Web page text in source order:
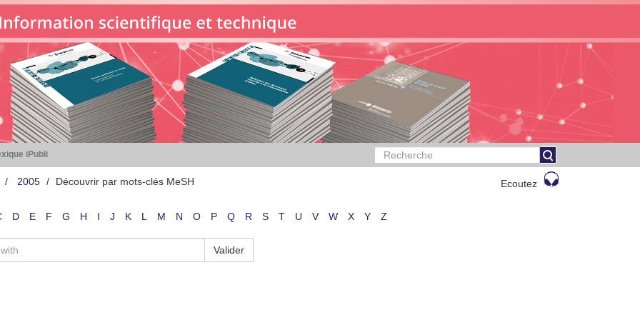
iPubli
2005 Découvrir par mots-clés MeSH Ecoutez
D E F G H I J K L M N O P Q R S T U V W X Y Z
Valider